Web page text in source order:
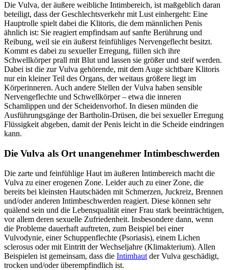
Die Vulva, der äußere weibliche Intimbereich, ist maßgeblich daran
beteiligt, dass der Geschlechtsverkehr mit Lust einhergeht: Eine
Hauptrolle spielt dabei die Klitoris, die dem männlichen Penis
ähnlich ist: Sie reagiert empfindsam auf sanfte Berührung und
Reibung, weil sie ein äußerst feinfühliges Nervengeflecht besitzt.
Kommt es dabei zu sexueller Erregung, füllen sich ihre
Schwellkörper prall mit Blut und lassen sie größer und steif werden.
Dabei ist die zur Vulva gehörende, mit dem Auge sichtbare Klitoris
nur ein kleiner Teil des Organs, der weitaus größere liegt im
Körperinneren. Auch andere Stellen der Vulva haben sensible
Nervengeflechte und Schwellkörper – etwa die inneren
Schamlippen und der Scheidenvorhof. In diesen münden die
Ausführungsgänge der Bartholin-Drüsen, die bei sexueller Erregung
Flüssigkeit abgeben, damit der Penis leicht in die Scheide eindringen
kann.
Die Vulva als Ort unangenehmer Intimbeschwerden
Die zarte und feinfühlige Haut im äußeren Intimbereich macht die
Vulva zu einer erogenen Zone. Leider auch zu einer Zone, die
bereits bei kleinsten Hautschäden mit Schmerzen, Juckreiz, Brennen
und/oder anderen Intimbeschwerden reagiert. Diese können sehr
quälend sein und die Lebensqualität einer Frau stark beeinträchtigen,
vor allem deren sexuelle Zufriedenheit. Insbesondere dann, wenn
die Probleme dauerhaft auftreten, zum Beispiel bei einer
Vulvodynie, einer Schuppenflechte (Psoriasis), einem Lichen
sclerosus oder mit Eintritt der Wechseljahre (Klimakterium). Allen
Beispielen ist gemeinsam, dass die Intimhaut der Vulva geschädigt,
trocken und/oder überempfindlich ist.